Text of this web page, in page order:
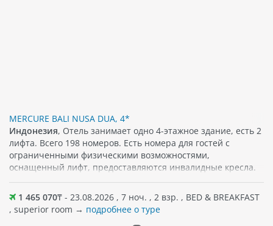
MERCURE BALI NUSA DUA, 4*
Индонезия, Отель занимает одно 4-этажное здание, есть 2
лифта. Всего 198 номеров. Есть номера для гостей с
ограниченными физическими возможностями,
оснащенный лифт, предоставляются инвалидные кресла.
1 465 070₸ - 23.08.2026 , 7 ноч. , 2 взр. , BED & BREAKFAST
, superior room → подробнее о туре